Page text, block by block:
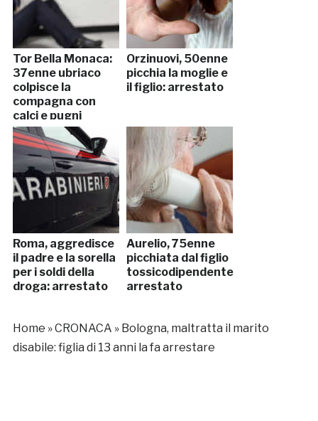
Tor Bella Monaca:
37enne ubriaco
colpisce la
compagna con
calci e pugni
Orzinuovi, 50enne
picchia la moglie e
il figlio: arrestato
Roma, aggredisce
il padre e la sorella
per i soldi della
droga: arrestato
Aurelio, 75enne
picchiata dal figlio
tossicodipendente:
arrestato
Home »CRONACA » Bologna, maltratta il marito
disabile: figlia di 13 anni la fa arrestare